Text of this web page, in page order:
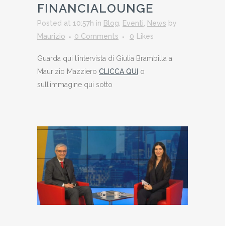
FINANCIALOUNGE
Posted at 10:57h in Blog Eventi News by
Maurizio
0 Comments 0 Likes
Guarda qui l’intervista di Giulia Brambilla a
Maurizio Mazziero CLICCA QUI o
sull’immagine qui sotto